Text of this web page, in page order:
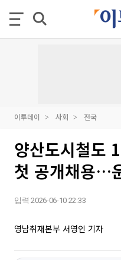
이투데이 사회 전국
양산도시철도
첫 공개채용…
입력 2026-06-10 22:33
영남취재본부 서영인 기자